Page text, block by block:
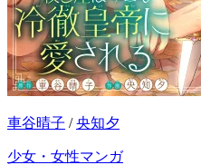
車谷晴子 /央知夕
少女・女性マンガ